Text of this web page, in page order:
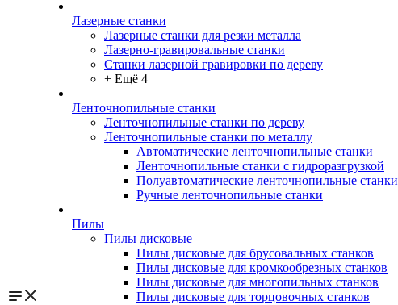
Лазерные станки
Лазерные станки для резки металла
Лазерно-гравировальные станки
Станки лазерной гравировки по дереву
+ Ещё 4
Ленточнопильные станки
Ленточнопильные станки по дереву
Ленточнопильные станки по металлу
Автоматические ленточнопильные станки
Ленточнопильные станки с гидроразгрузкой
Полуавтоматические ленточнопильные станки
Ручные ленточнопильные станки
Пилы
Пилы дисковые
Пилы дисковые для брусовальных станков
Пилы дисковые для кромкообрезных станков
Пилы дисковые для многопильных станков
Пилы дисковые для торцовочных станков